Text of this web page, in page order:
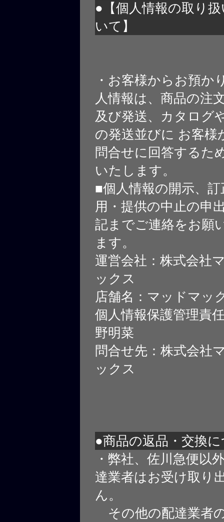
●【個人情報の取り
いて】
・お客様からお預か
人情報は、商品の注
及び発送、カタログ
の発送並びに お客様
問合せに回答するた
いたします。
■個人情報の開示、
用・提供の中止の申
記までご連絡をお願
ます。
運営会社：株式会社
ックス
店舗名：マッドマッ
個人情報保護管理責
野明菜
問合せ先：株式会社
ックス
●商品の返品・交換
・弊社、佐川急便以
達業者はお受け取り
ん。
その他の配達業者